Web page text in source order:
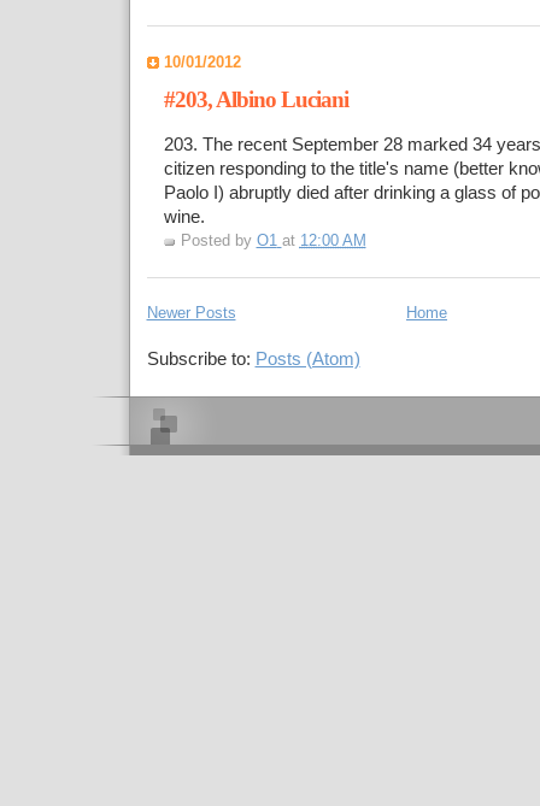
10/01/2012
#203, Albino Luciani
203. The recent September 28 marked 34
citizen responding to the title's name (better
Paolo I) abruptly died after drinking a glass of
wine.
Posted by O1 at 12:00 AM
Newer Posts Home
Subscribe to: Posts (Atom)